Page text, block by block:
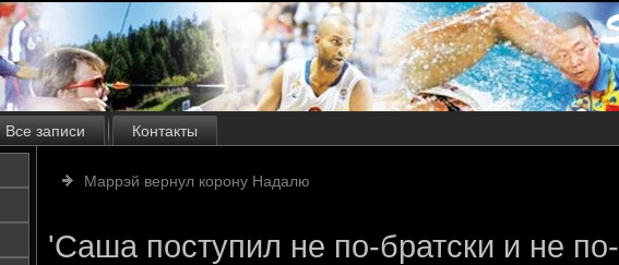
Все записи Контакты
Маррэй вернул корону Надалю
'Саша поступил не по-братски и не по-